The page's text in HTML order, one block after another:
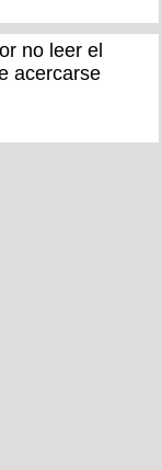
no leer el
acercarse